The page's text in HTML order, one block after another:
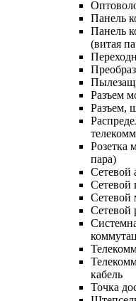
Панель
Панель
(витая
Разъем
Разъем,
Розетка
пара)
Сетевой
Сетевой
Сетевой
Сетевой
кабель
Точка